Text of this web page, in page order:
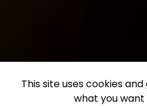
This site uses cookies
what you